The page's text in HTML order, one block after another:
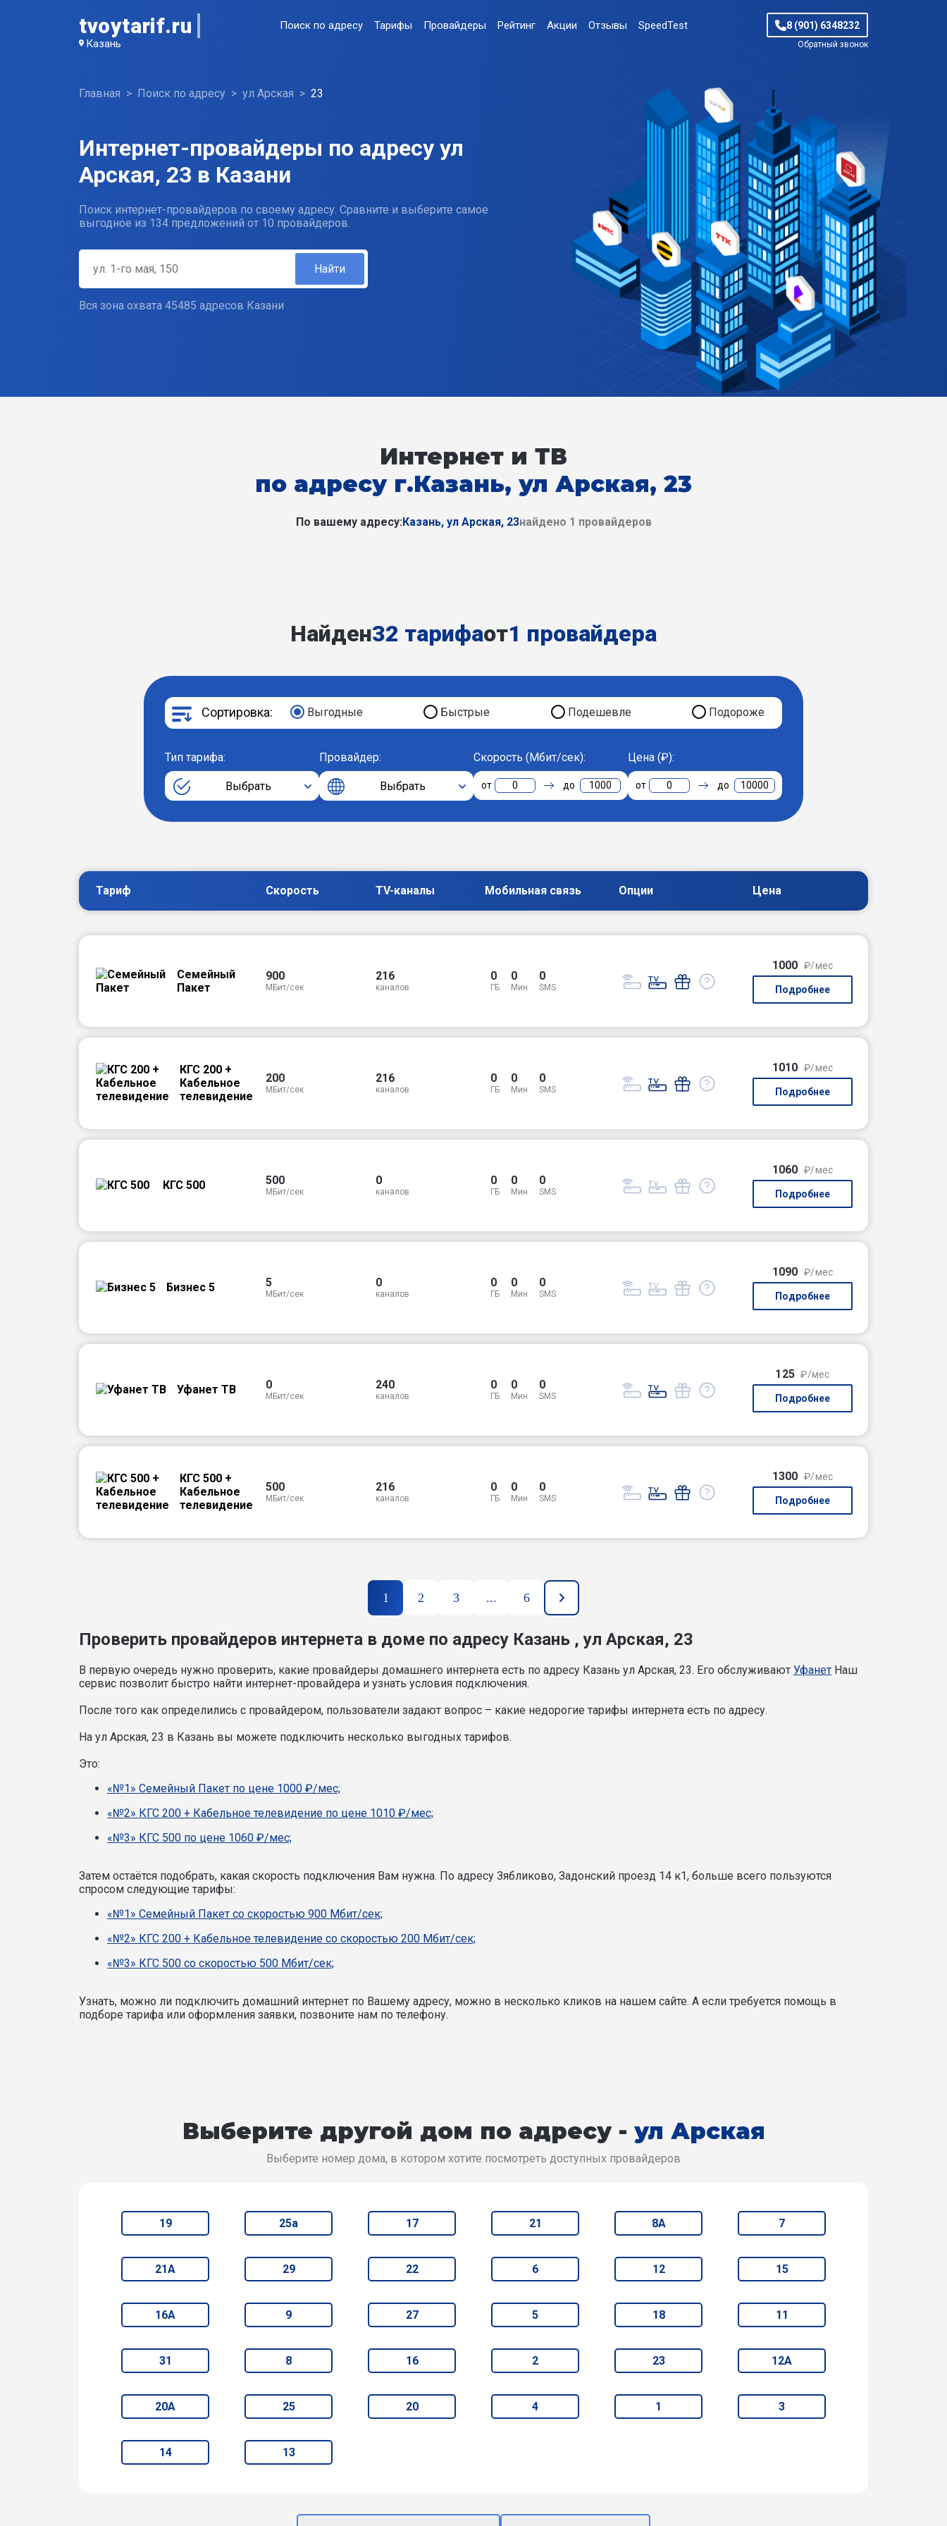
tvoytarif.ru
Казань
Поиск по адресу Тарифы Провайдеры Рейтинг Акции Отзывы SpeedTest 8 (901) 6348232
Обратный звонок
Главная Поиск по адресу ул Арская 23
Интернет-провайдеры по адресу ул
Арская, 23 в Казани
Поиск интернет-провайдеров по своему адресу. Сравните и выберите самое
выгодное из 134 предложений от 10 провайдеров.
Найти
Вся зона охвата 45485 адресов Казани
Интернет и ТВ
по адресу г.Казань, ул Арская, 23
По вашему адресу: Казань, ул Арская, 23найдено 1 провайдеров
Найден32 тарифаот1 провайдера
Сортировка: Выгодные Быстрые Подешевле Подороже
Тип тарифа:
Выбрать
Провайдер:
Выбрать
Скорость (Мбит/сек):
0 1000
Цена (₽):
0 10000
Тариф Скорость TV-каналы Мобильная связь Опции Цена
Семейный
Пакет
900
МБит/сек
216
каналов
0
ГБ
0
Мин
0
SMS
1000 ₽/мес
Подробнее
КГС 200 +
Кабельное
телевидение
200
МБит/сек
216
каналов
0
ГБ
0
Мин
0
SMS
1010 ₽/мес
Подробнее
КГС 500 500
МБит/сек
0
каналов
0
ГБ
0
Мин
0
SMS
1060 ₽/мес
Подробнее
Бизнес 5 5
МБит/сек
0
каналов
0
ГБ
0
Мин
0
SMS
1090 ₽/мес
Подробнее
Уфанет ТВ 0
МБит/сек
240
каналов
0
ГБ
0
Мин
0
SMS
125 ₽/мес
Подробнее
КГС 500 +
Кабельное
телевидение
500
МБит/сек
216
каналов
0
ГБ
0
Мин
0
SMS
1300 ₽/мес
Подробнее
1 2 3 ... 6
Проверить провайдеров интернета в доме по адресу Казань , ул Арская, 23
В первую очередь нужно проверить, какие провайдеры домашнего интернета есть по адресу Казань ул Арская, 23. Его обслуживают Уфанет Наш
сервис позволит быстро найти интернет-провайдера и узнать условия подключения.
После того как определились с провайдером, пользователи задают вопрос – какие недорогие тарифы интернета есть по адресу.
На ул Арская, 23 в Казань вы можете подключить несколько выгодных тарифов.
Это:
«№1» Семейный Пакет по цене 1000 ₽/мес;
«№2» КГС 200 + Кабельное телевидение по цене 1010 ₽/мес;
«№3» КГС 500 по цене 1060 ₽/мес;
Затем остаётся подобрать, какая скорость подключения Вам нужна. По адресу Зябликово, Задонский проезд 14 к1, больше всего пользуются
спросом следующие тарифы:
«№1» Семейный Пакет со скоростью 900 Мбит/сек;
«№2» КГС 200 + Кабельное телевидение со скоростью 200 Мбит/сек;
«№3» КГС 500 со скоростью 500 Мбит/сек;
Узнать, можно ли подключить домашний интернет по Вашему адресу, можно в несколько кликов на нашем сайте. А если требуется помощь в
подборе тарифа или оформления заявки, позвоните нам по телефону.
Выберите другой дом по адресу - ул Арская
Выберите номер дома, в котором хотите посмотреть доступных провайдеров
19 25а 17 21 8А 7
21А 29 22 6 12 15
16А 9 27 5 18 11
31 8 16 2 23 12А
20А 25 20 4 1 3
14 13